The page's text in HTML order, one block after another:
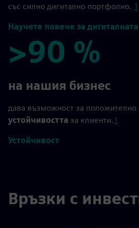
със силно дигитално портфолио. 1
Научете повече за
>90 %
>90 %
на нашия бизнес
дава възможност за положително
устойчивостта за клиенти. 1
Устойчивост
Връзки с